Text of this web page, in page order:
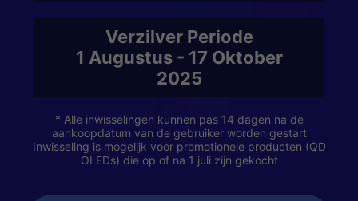
Verzilver Periode
1 Augustus - 17 Oktober
2025
* Alle inwisselingen kunnen pas 14 dagen na de
aankoopdatum van de gebruiker worden gestart
Inwisseling is mogelijk voor promotionele producten (QD
OLEDs) die op of na 1 juli zijn gekocht